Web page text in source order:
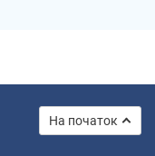
На початок